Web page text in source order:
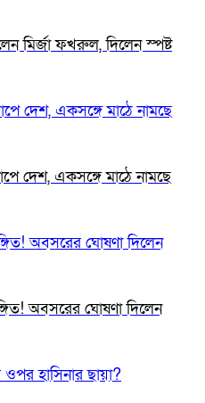
মির্জা ফখরুল, দিলেন স্পষ্ট
দেশ, একসঙ্গে মাঠে নামছে
অবসরের ঘোষণা দিলেন